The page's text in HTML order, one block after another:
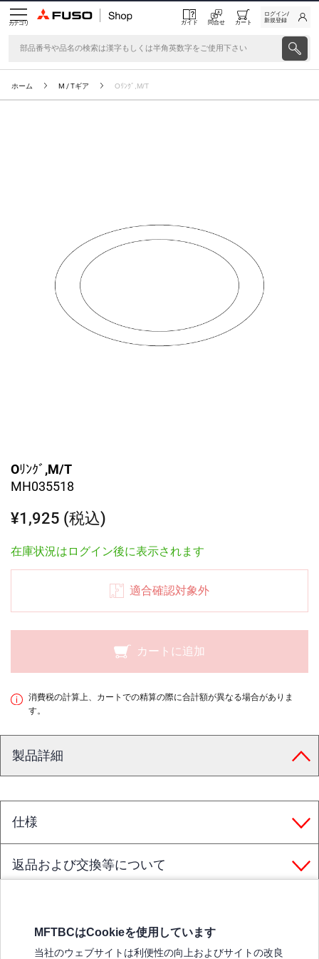
カテゴリ ガイド 問合せ カート
ログイン/
新規登録
ホーム M / Tギア Oﾘﾝｸﾞ,M/T
Oﾘﾝｸﾞ,M/T
MH035518
¥1,925 (税込)
在庫状況はログイン後に表示されます
適合確認対象外
カートに追加
消費税の計算上、カートでの精算の際に合計額が異なる場合がありま
す。
製品詳細
仕様
返品および交換等について
MFTBCはCookieを使用しています
当社のウェブサイトは利便性の向上およびサイトの改良